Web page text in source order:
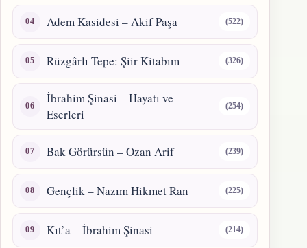
Adem Kasidesi – Akif Paşa (522)
Rüzgârlı Tepe: Şiir Kitabım (326)
İbrahim Şinasi – Hayatı ve
Eserleri
(254)
Bak Görürsün – Ozan Arif (239)
Gençlik – Nazım Hikmet Ran (225)
Kıt’a – İbrahim Şinasi (214)